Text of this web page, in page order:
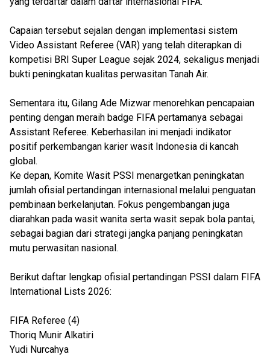
Capaian tersebut sejalan dengan implementasi sistem
Video Assistant Referee (VAR) yang telah diterapkan di
kompetisi BRI Super League sejak 2024, sekaligus menjadi
bukti peningkatan kualitas perwasitan Tanah Air.
Sementara itu, Gilang Ade Mizwar menorehkan pencapaian
penting dengan meraih badge FIFA pertamanya sebagai
Assistant Referee. Keberhasilan ini menjadi indikator
positif perkembangan karier wasit Indonesia di kancah
global.
Ke depan, Komite Wasit PSSI menargetkan peningkatan
jumlah ofisial pertandingan internasional melalui penguatan
pembinaan berkelanjutan. Fokus pengembangan juga
diarahkan pada wasit wanita serta wasit sepak bola pantai,
sebagai bagian dari strategi jangka panjang peningkatan
mutu perwasitan nasional.
Berikut daftar lengkap ofisial pertandingan PSSI dalam FIFA
International Lists 2026:
FIFA Referee (4)
Thoriq Munir Alkatiri
Yudi Nurcahya